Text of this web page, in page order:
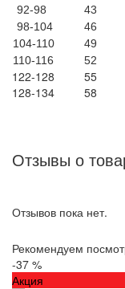
92-98
43
98-104
46
104-110
49
110-116
52
122-128 55
128-134
58
Отзывы о
Отзывов пока нет.
Рекомендуем
-37 %
Акция